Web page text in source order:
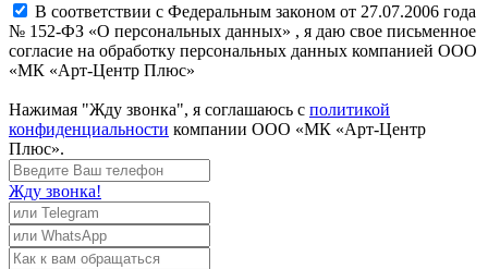
В соответствии с Федеральным законом от 27.07.2006 года
№ 152-ФЗ «О персональных данных» , я даю свое письменное
согласие на обработку персональных данных компанией ООО
«МК «Арт-Центр Плюс»
Нажимая "Жду звонка", я соглашаюсь с политикой
конфиденциальности компании ООО «МК «Арт-Центр
Плюс».
Жду звонка!